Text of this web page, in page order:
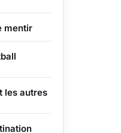
mentir
les autres